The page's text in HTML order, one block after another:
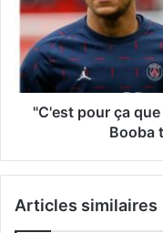
"C'est pour ça
Booba
Articles similaires